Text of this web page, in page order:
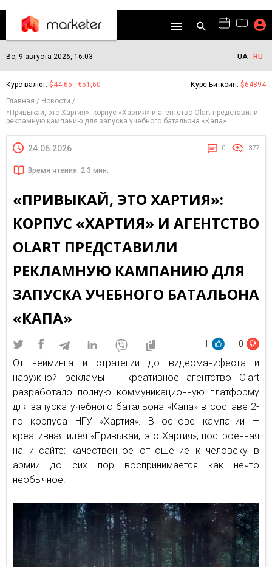
Вс, 9 августа 2026, 16:03 UA RU
Курс валют: $44,65 , €51,60 Курс Биткоин: $64894
Главная
Новости
«Привыкай, это Хартия»: корпус «Хартия» и агентство Olart представили
рекламную кампанию для запуска учебного батальона «Капа»
24.06.2026 0 377
Время чтения: 2.3 мин.
«ПРИВЫКАЙ, ЭТО ХАРТИЯ»:
КОРПУС «ХАРТИЯ» И АГЕНТСТВО
OLART ПРЕДСТАВИЛИ
РЕКЛАМНУЮ КАМПАНИЮ ДЛЯ
ЗАПУСКА УЧЕБНОГО БАТАЛЬОНА
«КАПА»
1 0
От нейминга и стратегии до видеоманифеста и
наружной рекламы — креативное агентство Olart
разработало полную коммуникационную платформу
для запуска учебного батальона «Капа» в составе 2-
го корпуса НГУ «Хартия». В основе кампании —
креативная идея «Привыкай, это Хартия», построенная
на инсайте: качественное отношение к человеку в
армии до сих пор воспринимается как нечто
необычное.